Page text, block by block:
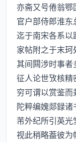
亦斋又号倦翁
官户部侍郎淮
迄于南宋各系
家帖附之于末
其间闗涉时事
征人论世攷核
穷可谓以赏鉴
陀粹编媿郯録
芾外纪所引英
视此稍略葢彼